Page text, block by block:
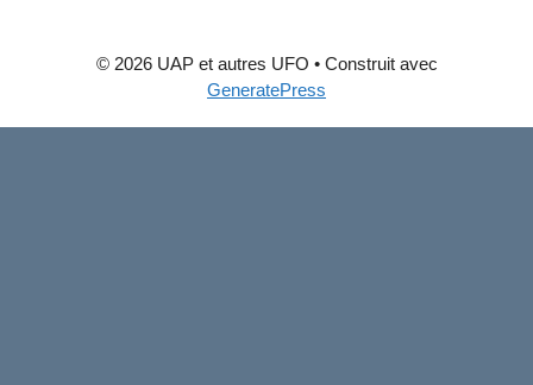
© 2026 UAP et autres UFO • Construit avec
GeneratePress